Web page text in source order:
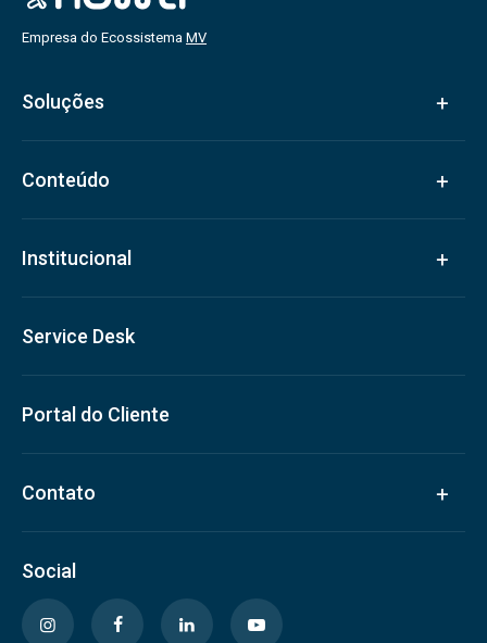
Empresa do Ecossistema MV
Soluções
Conteúdo
Institucional
Service Desk
Portal do Cliente
Contato
Social